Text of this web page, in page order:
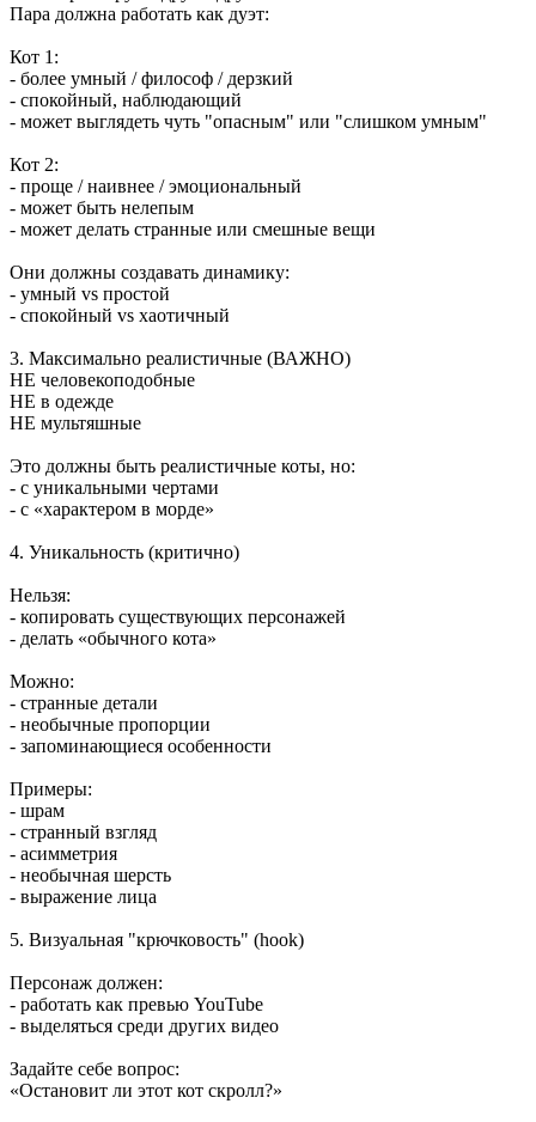
Пара должна работать как дуэт:
Кот 1:
- более умный / философ / дерзкий
- спокойный, наблюдающий
- может выглядеть чуть "опасным" или "слишком умным"
Кот 2:
- проще / наивнее / эмоциональный
- может быть нелепым
- может делать странные или смешные вещи
Они должны создавать динамику:
- умный vs простой
- спокойный vs хаотичный
3. Максимально реалистичные (ВАЖНО)
НЕ человекоподобные
НЕ в одежде
НЕ мультяшные
Это должны быть реалистичные коты, но:
- с уникальными чертами
- с «характером в морде»
4. Уникальность (критично)
Нельзя:
- копировать существующих персонажей
- делать «обычного кота»
Можно:
- странные детали
- необычные пропорции
- запоминающиеся особенности
Примеры:
- шрам
- странный взгляд
- асимметрия
- необычная шерсть
- выражение лица
5. Визуальная "крючковость" (hook)
Персонаж должен:
- работать как превью YouTube
- выделяться среди других видео
Задайте себе вопрос:
«Остановит ли этот кот скролл?»